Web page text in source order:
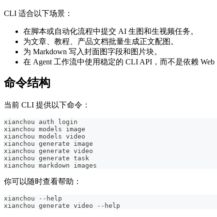
CLI 适合以下场景：
在脚本或自动化流程中提交 AI 生图和生视频任务。
为文章、教程、产品文档批量生成正文配图。
为 Markdown 写入封面图字段和图片块。
在 Agent 工作流中使用稳定的 CLI API，而不是依赖 Web
命令结构
当前 CLI 提供以下命令：
xianchou auth login
xianchou models image
xianchou models video
xianchou generate image
xianchou generate video
xianchou generate task
xianchou markdown images
你可以随时查看帮助：
xianchou --help
xianchou generate video --help